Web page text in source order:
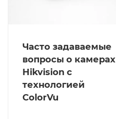
Часто задаваемые
вопросы о камерах
Hikvision с
технологией
ColorVu